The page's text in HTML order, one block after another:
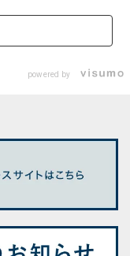
powered by